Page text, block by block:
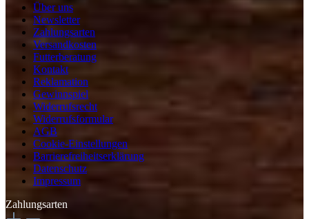
Über uns
Newsletter
Zahlungsarten
Versandkosten
Futterberatung
Kontakt
Reklamation
Gewinnspiel
Widerrufsrecht
Widerrufsformular
AGB
Cookie-Einstellungen
Barrierefreiheitserklärung
Datenschutz
Impressum
Zahlungsarten